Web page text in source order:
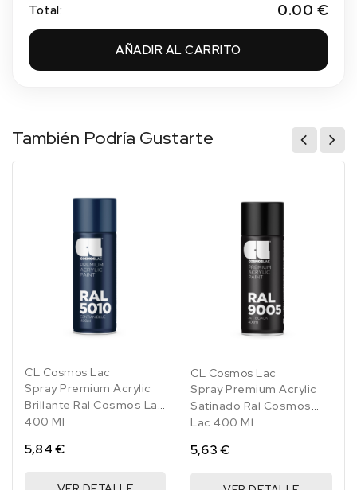
Total: 0.00 €
AÑADIR AL CARRITO
También Podría Gustarte
1007
Amarillo
narciso
1013
Blanco
perla
Marfil
1015
Marfil
claro
Amarillo
de
zinc
CL Cosmos Lac
Spray Premium Acrylic
Brillante Ral Cosmos Lac
400 Ml
5,84 €
9005
Negro
intenso
CL Cosmos Lac
Spray Premium Acrylic
Satinado Ral Cosmos
Lac 400 Ml
5,63 €